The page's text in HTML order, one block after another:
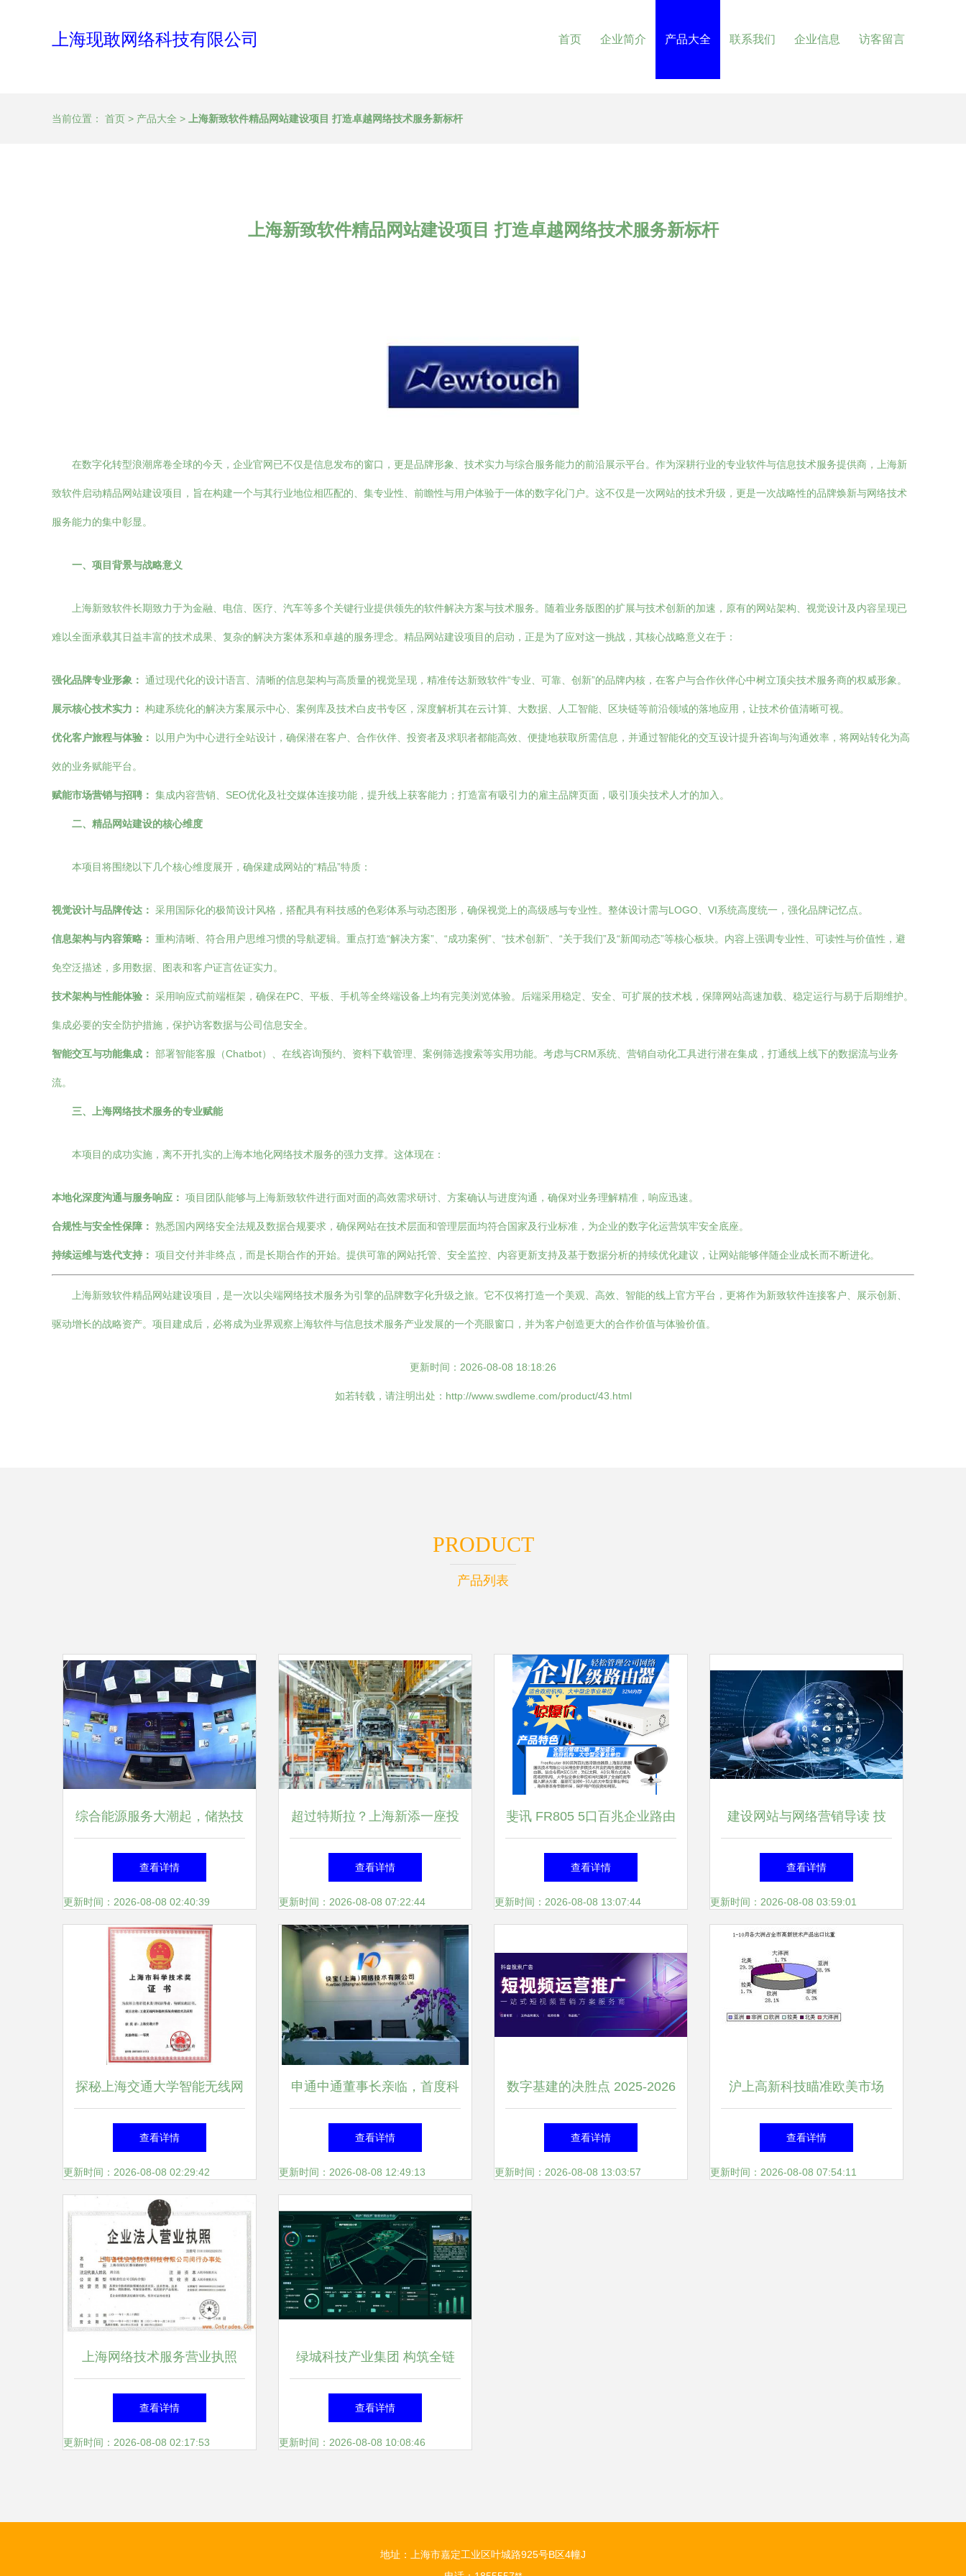
上海现敢网络科技有限公司 首页 企业简介 产品大全 联系我们 企业信息 访客留言
当前位置： 首页 > 产品大全 > 上海新致软件精品网站建设项目 打造卓越网络技术服务新标杆
上海新致软件精品网站建设项目 打造卓越网络技术服务新标杆
在数字化转型浪潮席卷全球的今天，企业官网已不仅是信息发布的窗口，更是品牌形象、技术实力与综合服务能力的前沿展示平台。作为深耕行业的专业软件与信息技术服务提供商，上海新
致软件启动精品网站建设项目，旨在构建一个与其行业地位相匹配的、集专业性、前瞻性与用户体验于一体的数字化门户。这不仅是一次网站的技术升级，更是一次战略性的品牌焕新与网络技术
服务能力的集中彰显。
一、项目背景与战略意义
上海新致软件长期致力于为金融、电信、医疗、汽车等多个关键行业提供领先的软件解决方案与技术服务。随着业务版图的扩展与技术创新的加速，原有的网站架构、视觉设计及内容呈现已
难以全面承载其日益丰富的技术成果、复杂的解决方案体系和卓越的服务理念。精品网站建设项目的启动，正是为了应对这一挑战，其核心战略意义在于：
强化品牌专业形象： 通过现代化的设计语言、清晰的信息架构与高质量的视觉呈现，精准传达新致软件“专业、可靠、创新”的品牌内核，在客户与合作伙伴心中树立顶尖技术服务商的权威形象。
展示核心技术实力： 构建系统化的解决方案展示中心、案例库及技术白皮书专区，深度解析其在云计算、大数据、人工智能、区块链等前沿领域的落地应用，让技术价值清晰可视。
优化客户旅程与体验： 以用户为中心进行全站设计，确保潜在客户、合作伙伴、投资者及求职者都能高效、便捷地获取所需信息，并通过智能化的交互设计提升咨询与沟通效率，将网站转化为高
效的业务赋能平台。
赋能市场营销与招聘： 集成内容营销、SEO优化及社交媒体连接功能，提升线上获客能力；打造富有吸引力的雇主品牌页面，吸引顶尖技术人才的加入。
二、精品网站建设的核心维度
本项目将围绕以下几个核心维度展开，确保建成网站的“精品”特质：
视觉设计与品牌传达： 采用国际化的极简设计风格，搭配具有科技感的色彩体系与动态图形，确保视觉上的高级感与专业性。整体设计需与LOGO、VI系统高度统一，强化品牌记忆点。
信息架构与内容策略： 重构清晰、符合用户思维习惯的导航逻辑。重点打造“解决方案”、“成功案例”、“技术创新”、“关于我们”及“新闻动态”等核心板块。内容上强调专业性、可读性与价值性，避
免空泛描述，多用数据、图表和客户证言佐证实力。
技术架构与性能体验： 采用响应式前端框架，确保在PC、平板、手机等全终端设备上均有完美浏览体验。后端采用稳定、安全、可扩展的技术栈，保障网站高速加载、稳定运行与易于后期维护。
集成必要的安全防护措施，保护访客数据与公司信息安全。
智能交互与功能集成： 部署智能客服（Chatbot）、在线咨询预约、资料下载管理、案例筛选搜索等实用功能。考虑与CRM系统、营销自动化工具进行潜在集成，打通线上线下的数据流与业务
流。
三、上海网络技术服务的专业赋能
本项目的成功实施，离不开扎实的上海本地化网络技术服务的强力支撑。这体现在：
本地化深度沟通与服务响应： 项目团队能够与上海新致软件进行面对面的高效需求研讨、方案确认与进度沟通，确保对业务理解精准，响应迅速。
合规性与安全性保障： 熟悉国内网络安全法规及数据合规要求，确保网站在技术层面和管理层面均符合国家及行业标准，为企业的数字化运营筑牢安全底座。
持续运维与迭代支持： 项目交付并非终点，而是长期合作的开始。提供可靠的网站托管、安全监控、内容更新支持及基于数据分析的持续优化建议，让网站能够伴随企业成长而不断进化。
上海新致软件精品网站建设项目，是一次以尖端网络技术服务为引擎的品牌数字化升级之旅。它不仅将打造一个美观、高效、智能的线上官方平台，更将作为新致软件连接客户、展示创新、
驱动增长的战略资产。项目建成后，必将成为业界观察上海软件与信息技术服务产业发展的一个亮眼窗口，并为客户创造更大的合作价值与体验价值。
更新时间：2026-08-08 18:18:26
如若转载，请注明出处：http://www.swdleme.com/product/43.html
PRODUCT
产品列表
综合能源服务大潮起，储热技
术迎风上
查看详情
更新时间：2026-08-08 02:40:39
超过特斯拉？上海新添一座投
资170亿元超级工厂，它是全
球巨头的一场豪赌
查看详情
更新时间：2026-08-08 07:22:44
斐讯 FR805 5口百兆企业路由
器详解 低功耗多人组网解决
方案
查看详情
更新时间：2026-08-08 13:07:44
建设网站与网络营销导读 技
术更新与上海网络技术服务新
趋势
查看详情
更新时间：2026-08-08 03:59:01
探秘上海交通大学智能无线网
络与协同控制中心 前沿研究
与技术服务融合典范
查看详情
更新时间：2026-08-08 02:29:42
申通中通董事长亲临，首度科
技凭何“双通”齐聚？揭秘背后
的技术与野心
查看详情
更新时间：2026-08-08 12:49:13
数字基建的决胜点 2025-2026
年上海企业建站服务商价值洞
察与前瞻
查看详情
更新时间：2026-08-08 13:03:57
沪上高新科技瞄准欧美市场
上海高新技术产品10月出口呈
现两大发力点
查看详情
更新时间：2026-08-08 07:54:11
上海网络技术服务营业执照
申请要点与运营指南
查看详情
更新时间：2026-08-08 02:17:53
绿城科技产业集团 构筑全链
条服务体系，以数智赋能产业
园区，聚焦上海网络技术服务
查看详情
更新时间：2026-08-08 10:08:46
地址：上海市嘉定工业区叶城路925号B区4幢J